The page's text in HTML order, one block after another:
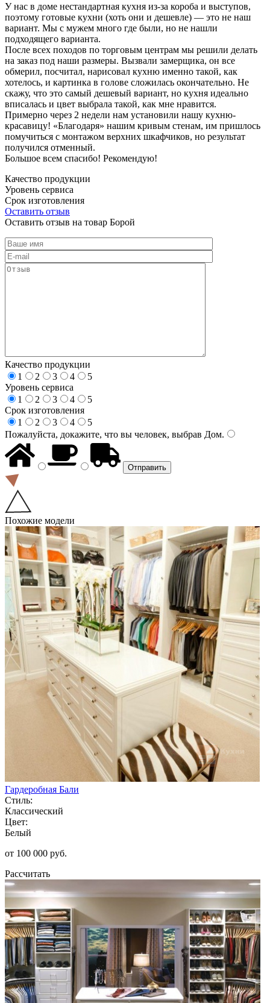
У нас в доме нестандартная кухня из-за короба и выступов,
поэтому готовые кухни (хоть они и дешевле) — это не наш
вариант. Мы с мужем много где были, но не нашли
подходящего варианта.
После всех походов по торговым центрам мы решили делать
на заказ под наши размеры. Вызвали замерщика, он все
обмерил, посчитал, нарисовал кухню именно такой, как
хотелось, и картинка в голове сложилась окончательно. Не
скажу, что это самый дешевый вариант, но кухня идеально
вписалась и цвет выбрала такой, как мне нравится.
Примерно через 2 недели нам установили нашу кухню-
красавицу! «Благодаря» нашим кривым стенам, им пришлось
помучиться с монтажом верхних шкафчиков, но результат
получился отменный.
Большое всем спасибо! Рекомендую!
Качество продукции
Уровень сервиса
Срок изготовления
Оставить отзыв
Оставить отзыв на товар Борой
Качество продукции
1
2 3 4
5
Уровень сервиса
1
2 3 4
5
Срок изготовления
1
2 3 4
5
Пожалуйста, докажите, что вы человек, выбрав Дом.
Похожие модели
Гардеробная Бали
Стиль:
Классический
Цвет:
Белый
от 100 000 руб.
Рассчитать